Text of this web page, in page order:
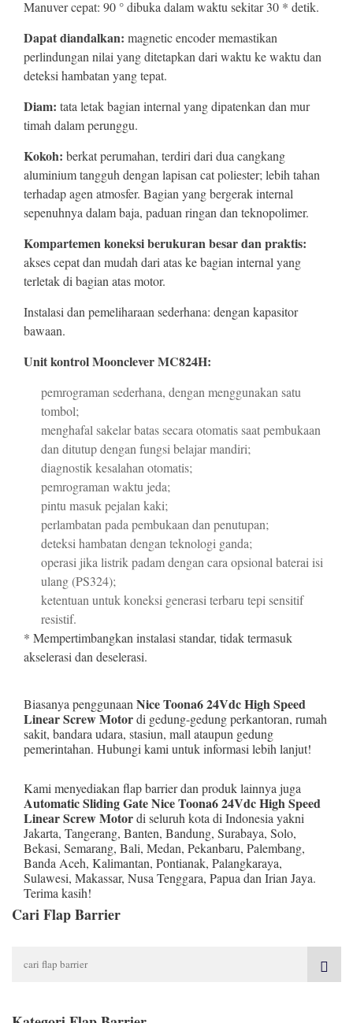
Manuver cepat: 90 ° dibuka dalam waktu sekitar 30 * detik.
Dapat diandalkan: magnetic encoder memastikan
perlindungan nilai yang ditetapkan dari waktu ke waktu dan
deteksi hambatan yang tepat.
Diam: tata letak bagian internal yang dipatenkan dan mur
timah dalam perunggu.
Kokoh: berkat perumahan, terdiri dari dua cangkang
aluminium tangguh dengan lapisan cat poliester; lebih tahan
terhadap agen atmosfer. Bagian yang bergerak internal
sepenuhnya dalam baja, paduan ringan dan teknopolimer.
Kompartemen koneksi berukuran besar dan praktis:
akses cepat dan mudah dari atas ke bagian internal yang
terletak di bagian atas motor.
Instalasi dan pemeliharaan sederhana: dengan kapasitor
bawaan.
Unit kontrol Moonclever MC824H:
pemrograman sederhana, dengan menggunakan satu
tombol;
menghafal sakelar batas secara otomatis saat pembukaan
dan ditutup dengan fungsi belajar mandiri;
diagnostik kesalahan otomatis;
pemrograman waktu jeda;
pintu masuk pejalan kaki;
perlambatan pada pembukaan dan penutupan;
deteksi hambatan dengan teknologi ganda;
operasi jika listrik padam dengan cara opsional baterai isi
ulang (PS324);
ketentuan untuk koneksi generasi terbaru tepi sensitif
resistif.
* Mempertimbangkan instalasi standar, tidak termasuk
akselerasi dan deselerasi.
Biasanya penggunaan Nice Toona6 24Vdc High Speed
Linear Screw Motordi gedung-gedung perkantoran, rumah
sakit, bandara udara, stasiun, mall ataupun gedung
pemerintahan. Hubungi kami untuk informasi lebih lanjut!
Kami menyediakan flap barrier dan produk lainnya juga
Automatic Sliding Gate Nice Toona6 24Vdc High Speed
Linear Screw Motordi seluruh kota di Indonesia yakni
Jakarta, Tangerang, Banten, Bandung, Surabaya, Solo,
Bekasi, Semarang, Bali, Medan, Pekanbaru, Palembang,
Banda Aceh, Kalimantan, Pontianak, Palangkaraya,
Sulawesi, Makassar, Nusa Tenggara, Papua dan Irian Jaya.
Terima kasih!
Cari Flap Barrier